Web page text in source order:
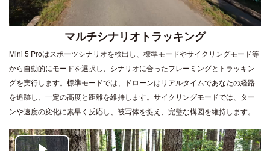
マルチシナリオトラッキング
Mini 5 Proはスポーツシナリオを検出し、標準モードやサイクリングモード等
から自動的にモードを選択し、シナリオに合ったフレーミングとトラッキン
グを実行します。標準モードでは、ドローンはリアルタイムであなたの経路
を追跡し、一定の高度と距離を維持します。サイクリングモードでは、ター
ンや速度の変化に素早く反応し、被写体を捉え、完璧な構図を維持します。